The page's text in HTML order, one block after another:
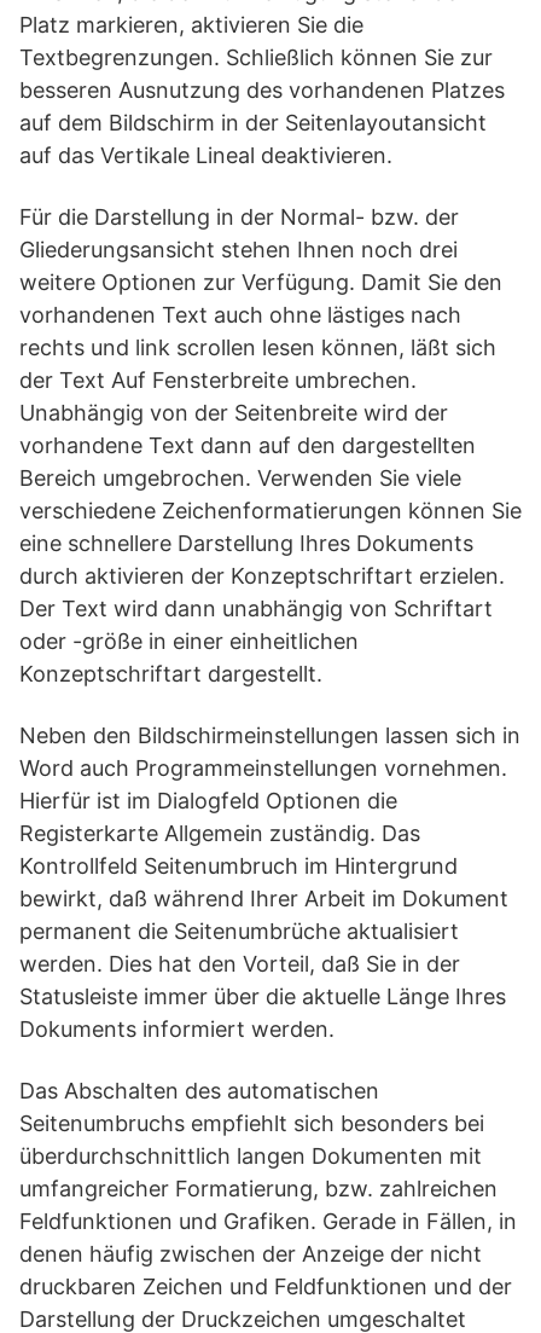
Platz markieren, aktivieren Sie die
Textbegrenzungen. Schließlich können Sie zur
besseren Ausnutzung des vorhandenen Platzes
auf dem Bildschirm in der Seitenlayoutansicht
auf das Vertikale Lineal deaktivieren.
Für die Darstellung in der Normal- bzw. der
Gliederungsansicht stehen Ihnen noch drei
weitere Optionen zur Verfügung. Damit Sie den
vorhandenen Text auch ohne lästiges nach
rechts und link scrollen lesen können, läßt sich
der Text Auf Fensterbreite umbrechen.
Unabhängig von der Seitenbreite wird der
vorhandene Text dann auf den dargestellten
Bereich umgebrochen. Verwenden Sie viele
verschiedene Zeichenformatierungen können Sie
eine schnellere Darstellung Ihres Dokuments
durch aktivieren der Konzeptschriftart erzielen.
Der Text wird dann unabhängig von Schriftart
oder -größe in einer einheitlichen
Konzeptschriftart dargestellt.
Neben den Bildschirmeinstellungen lassen sich in
Word auch Programmeinstellungen vornehmen.
Hierfür ist im Dialogfeld Optionen die
Registerkarte Allgemein zuständig. Das
Kontrollfeld Seitenumbruch im Hintergrund
bewirkt, daß während Ihrer Arbeit im Dokument
permanent die Seitenumbrüche aktualisiert
werden. Dies hat den Vorteil, daß Sie in der
Statusleiste immer über die aktuelle Länge Ihres
Dokuments informiert werden.
Das Abschalten des automatischen
Seitenumbruchs empfiehlt sich besonders bei
überdurchschnittlich langen Dokumenten mit
umfangreicher Formatierung, bzw. zahlreichen
Feldfunktionen und Grafiken. Gerade in Fällen, in
denen häufig zwischen der Anzeige der nicht
druckbaren Zeichen und Feldfunktionen und der
Darstellung der Druckzeichen umgeschaltet